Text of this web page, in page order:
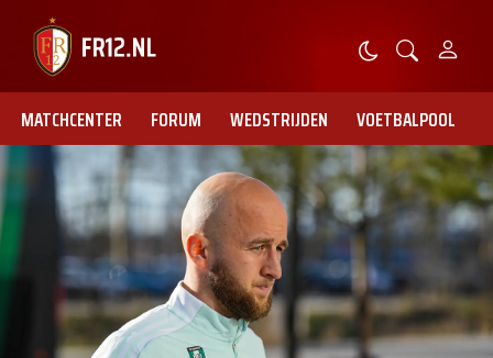
MATCHCENTER FORUM WEDSTRIJDEN VOETBALPOOL